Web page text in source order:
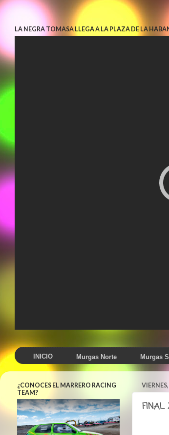
LA NEGRA TOMASA LLEGA A LA PLAZA DE LA
INICIO Murgas Norte Murgas
FINAL
¿CONOCES EL MARRERO RACING
TEAM?